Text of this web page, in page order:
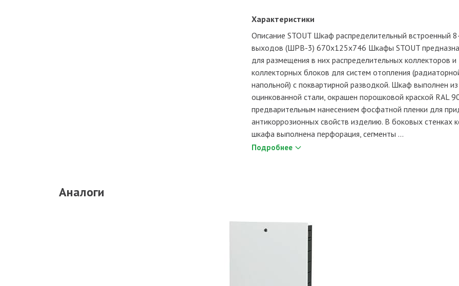
Характеристики
Описание STOUT Шкаф распределительный встроенный
выходов (ШРВ-3) 670х125х746 Шкафы STOUT
для размещения в них распределительных коллекторов и
коллекторных блоков для систем отопления
напольной) с поквартирной разводкой. Шкаф выполнен из
оцинкованной стали, окрашен порошковой краской RAL
предварительным нанесением фосфатной пленки для
антикоррозионных свойств изделию. В боковых стенках
шкафа выполнена перфорация, сегменты ...
Подробнее
Аналоги